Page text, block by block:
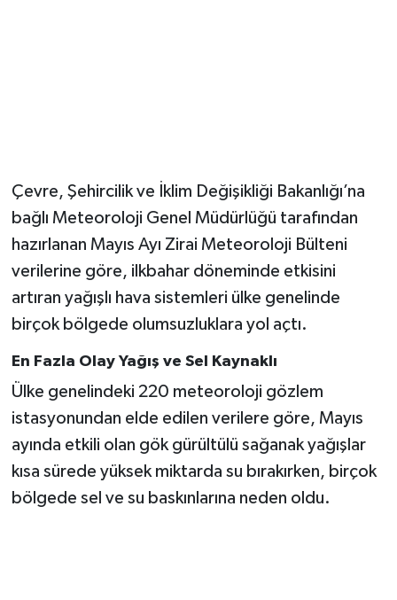
Çevre, Şehircilik ve İklim Değişikliği Bakanlığı’na
bağlı Meteoroloji Genel Müdürlüğü tarafından
hazırlanan Mayıs Ayı Zirai Meteoroloji Bülteni
verilerine göre, ilkbahar döneminde etkisini
artıran yağışlı hava sistemleri ülke genelinde
birçok bölgede olumsuzluklara yol açtı.
En Fazla Olay Yağış ve Sel Kaynaklı
Ülke genelindeki 220 meteoroloji gözlem
istasyonundan elde edilen verilere göre, Mayıs
ayında etkili olan gök gürültülü sağanak yağışlar
kısa sürede yüksek miktarda su bırakırken, birçok
bölgede sel ve su baskınlarına neden oldu.
Siyaset
Sonsöz Özel
Vasıta
Yaşam